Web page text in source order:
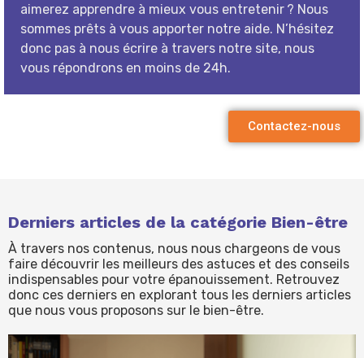
aimerez apprendre à mieux vous entretenir ? Nous
sommes prêts à vous apporter notre aide. N’hésitez
donc pas à nous écrire à travers notre site, nous
vous répondrons en moins de 24h.
Contactez-nous
Derniers articles de la catégorie Bien-être
À travers nos contenus, nous nous chargeons de vous
faire découvrir les meilleurs des astuces et des conseils
indispensables pour votre épanouissement. Retrouvez
donc ces derniers en explorant tous les derniers articles
que nous vous proposons sur le bien-être.